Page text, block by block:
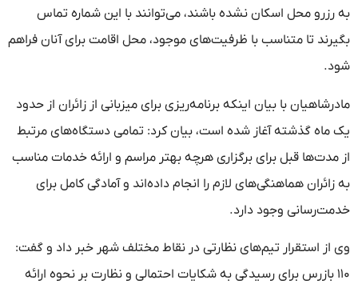
به رزرو محل اسکان نشده باشند، می‌توانند با این شماره تماس
بگیرند تا متناسب با ظرفیت‌های موجود، محل اقامت برای آنان فراهم
شود.
مادرشاهیان با بیان اینکه برنامه‌ریزی برای میزبانی از زائران از حدود
یک ماه گذشته آغاز شده است، بیان کرد: تمامی دستگاه‌های مرتبط
از مدت‌ها قبل برای برگزاری هرچه بهتر مراسم و ارائه خدمات مناسب
به زائران هماهنگی‌های لازم را انجام داده‌اند و آمادگی کامل برای
خدمت‌رسانی وجود دارد.
وی از استقرار تیم‌های نظارتی در نقاط مختلف شهر خبر داد و گفت:
۱۱۰ بازرس برای رسیدگی به شکایات احتمالی و نظارت بر نحوه ارائه